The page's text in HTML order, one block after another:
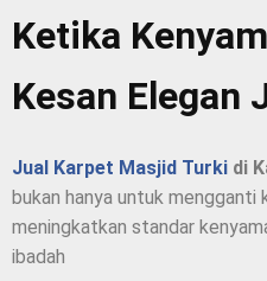
Ketika
Kesan Elegan
Jual Karpet Masjid Turki di
bukan hanya untuk mengganti
meningkatkan standar
ibadah